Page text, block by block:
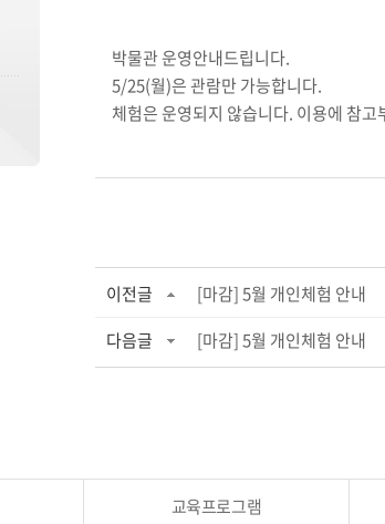
박물관 운영안내드립니다.
5/25(월)은 관람만 가능합니다.
체험은 운영되지 않습니다. 이용에 참고
이전글
[마감] 5월 개인체험 안내
다음글
[마감] 5월 개인체험 안내
교육프로그램